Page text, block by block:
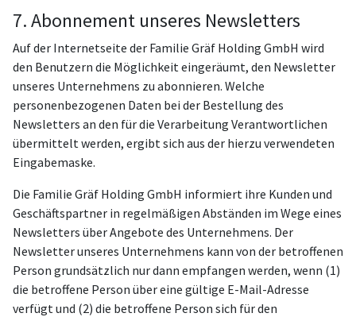
7. Abonnement unseres Newsletters
Auf der Internetseite der Familie Gräf Holding GmbH wird
den Benutzern die Möglichkeit eingeräumt, den Newsletter
unseres Unternehmens zu abonnieren. Welche
personenbezogenen Daten bei der Bestellung des
Newsletters an den für die Verarbeitung Verantwortlichen
übermittelt werden, ergibt sich aus der hierzu verwendeten
Eingabemaske.
Die Familie Gräf Holding GmbH informiert ihre Kunden und
Geschäftspartner in regelmäßigen Abständen im Wege eines
Newsletters über Angebote des Unternehmens. Der
Newsletter unseres Unternehmens kann von der betroffenen
Person grundsätzlich nur dann empfangen werden, wenn (1)
die betroffene Person über eine gültige E-Mail-Adresse
verfügt und (2) die betroffene Person sich für den